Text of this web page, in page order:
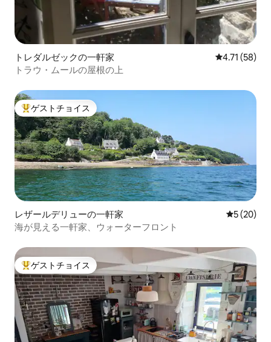
トレダルゼックの一軒家 レビュー58
4.71 (58)
トラウ・ムールの屋根の上
大好評のゲストチョイスです。
ゲストチョイス
レザールデリューの一軒家 レビュー
5 (20)
海が見える一軒家、ウォーターフロント
大好評のゲストチョイスです。
ゲストチョイス